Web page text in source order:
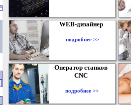
WEB-дизайнер
подробнее >>
Оператор станков
CNC
подробнее >>